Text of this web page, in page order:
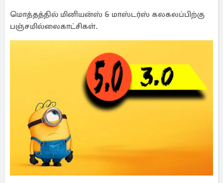
மொத்தத்தில் மினியன்ஸ் & மாஸ்டர்ஸ் கலகலப்பிற்கு
பஞ்சமில்லைகாட்சிகள்.